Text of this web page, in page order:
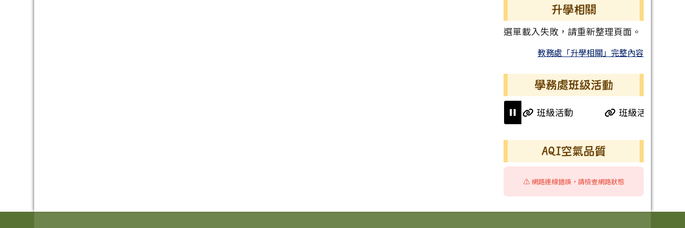
升學相關
選單載入失敗，請重新整理頁面。
教務處「升學相關」完整內容
學務處班級活動
班級活動 班級活動
右邊區域內容
AQI空氣品質
⚠️ 網路連線錯誤，請檢查網路狀態